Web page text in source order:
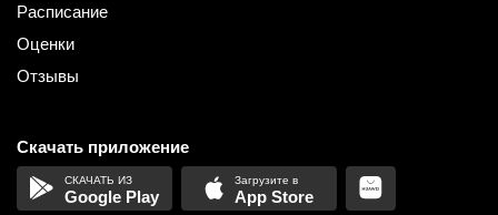
Расписание
Оценки
Отзывы
Скачать приложение
Google Play App Store